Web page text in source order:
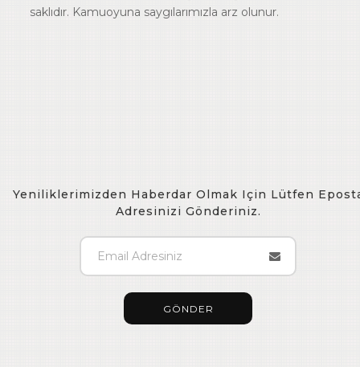
saklıdır. Kamuoyuna saygılarımızla arz olunur.
Yeniliklerimizden Haberdar Olmak Için Lütfen
Adresinizi Gönderiniz.
GÖNDER